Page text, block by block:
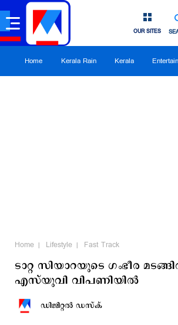
OUR SITES
Home Kerala Rain Kerala
Home Lifestyle Fast Track
ടാറ്റ സിയാറയുടെ ഗംഭീര
എസ്‌യുവി വിപണിയിൽ
ഡിജിറ്റല്‍ ഡസ്ക്